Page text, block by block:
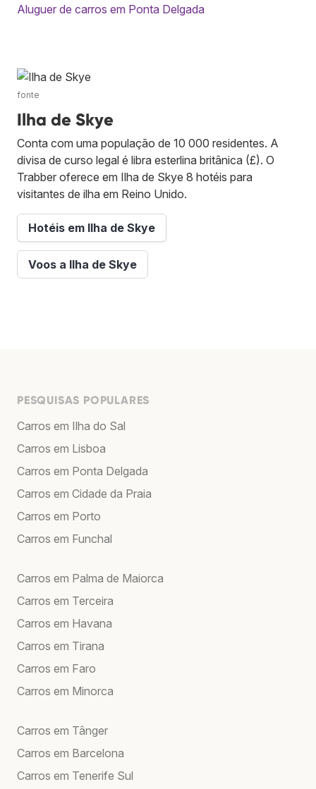
Aluguer de carros em Ponta Delgada
fonte
Ilha de Skye
Conta com uma população de 10 000 residentes. A
divisa de curso legal é libra esterlina britânica (£). O
Trabber oferece em Ilha de Skye 8 hotéis para
visitantes de ilha em Reino Unido.
Hotéis em Ilha de Skye
Voos a Ilha de Skye
PESQUISAS POPULARES
Carros em Ilha do Sal
Carros em Lisboa
Carros em Ponta Delgada
Carros em Cidade da Praia
Carros em Porto
Carros em Funchal
Carros em Palma de Maiorca
Carros em Terceira
Carros em Havana
Carros em Tirana
Carros em Faro
Carros em Minorca
Carros em Tânger
Carros em Barcelona
Carros em Tenerife Sul